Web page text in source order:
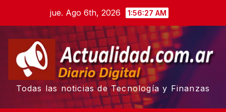
content
jue. Ago 6th, 2026 1:56:28 AM
Todas las noticias de Tecnología y Finanzas